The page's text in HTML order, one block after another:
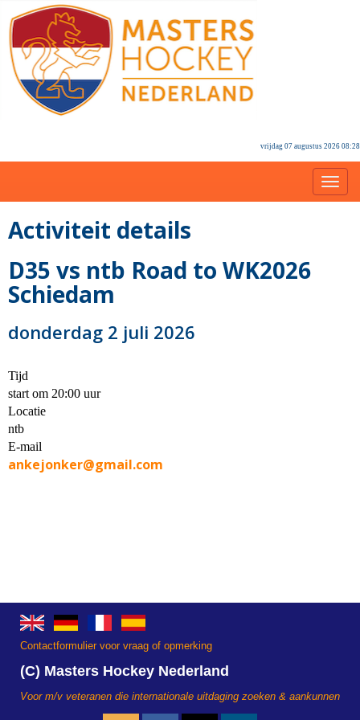
vrijdag 07 augustus 2026 08:28
Activiteit details
D35 vs ntb Road to WK2026
Schiedam
donderdag 2 juli 2026
Tijd
start om 20:00 uur
Locatie
ntb
E-mail
ankejonker@gmail.com
Contactformulier voor vraag of opmerking
(C) Masters Hockey Nederland
Voor m/v veteranen die internationale uitdaging zoeken & aankunnen